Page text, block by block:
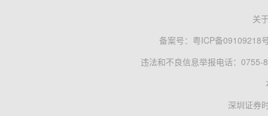
关
备案号： 粤ICP备09109218
违法和不良信息举报电话：0755-
深圳证券